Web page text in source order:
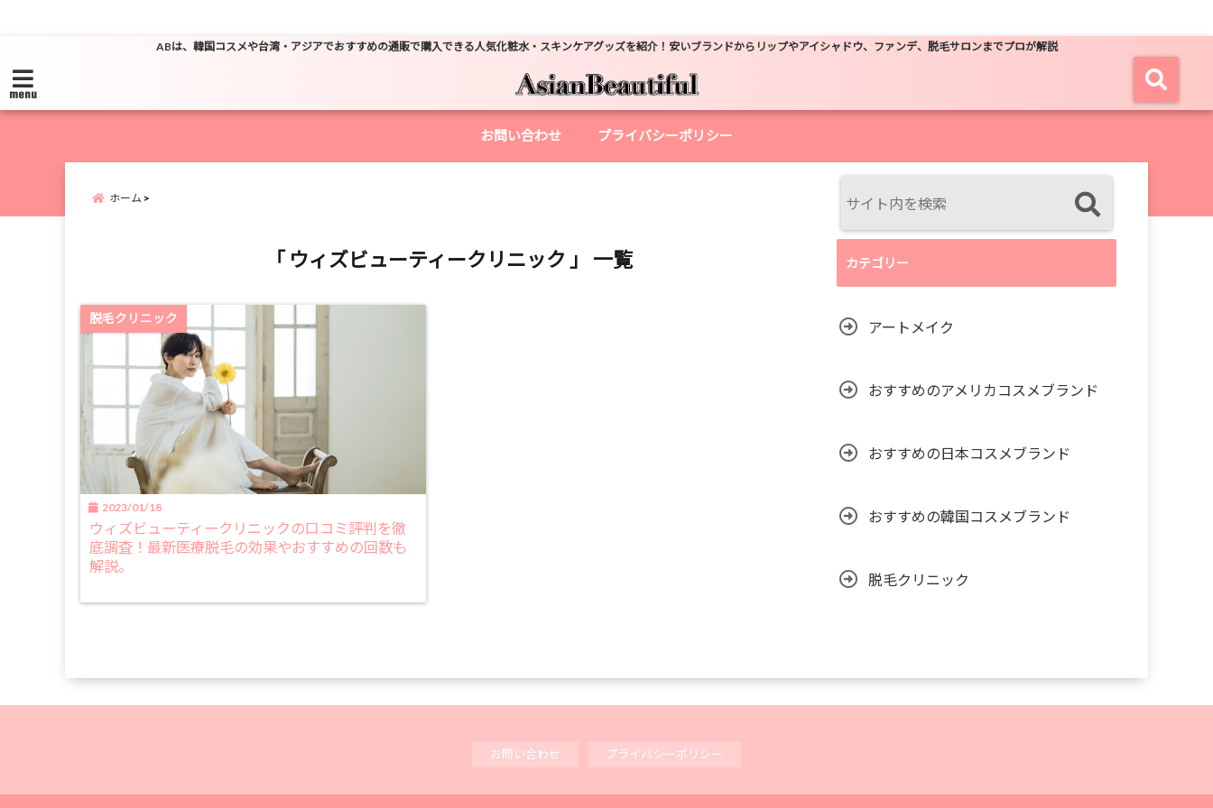
ABは、韓国コスメや台湾・アジアでおすすめの通販で購入できる人気化粧水・スキンケアグッズを紹介！安いブランドからリップやアイシャドウ、ファンデ、脱毛サロンまでプロが解説
menu
お問い合わせ プライバシーポリシー
ホーム
「 ウィズビューティークリニック 」 一覧
脱毛クリニック
2023/01/18
ウィズビューティークリニックの口コミ評判を徹
底調査！最新医療脱毛の効果やおすすめの回数も
解説。
カテゴリー
アートメイク
おすすめのアメリカコスメブランド
おすすめの日本コスメブランド
おすすめの韓国コスメブランド
脱毛クリニック
お問い合わせ プライバシーポリシー